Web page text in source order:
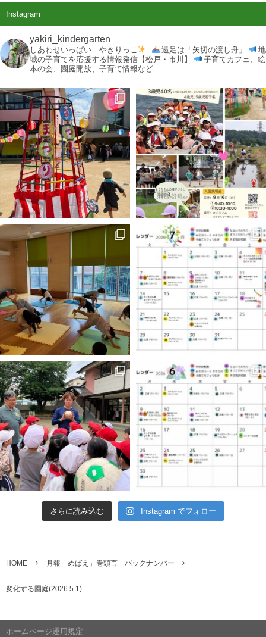
Instagram
yakiri_kindergarten
しあわせいっぱい やきりっこ 遠足は「矢切の渡し舟」
地
域の子育てを応援する情報発信【松戸・市川】
子育てカフェ、絵
本の会、園庭開放、子育て情報など
さらに読み込む Instagram でフォロー
HOME 月報「めばえ」巻頭言 バックナンバー
変化する園庭(2026.5.1)
ホームページ運用規定